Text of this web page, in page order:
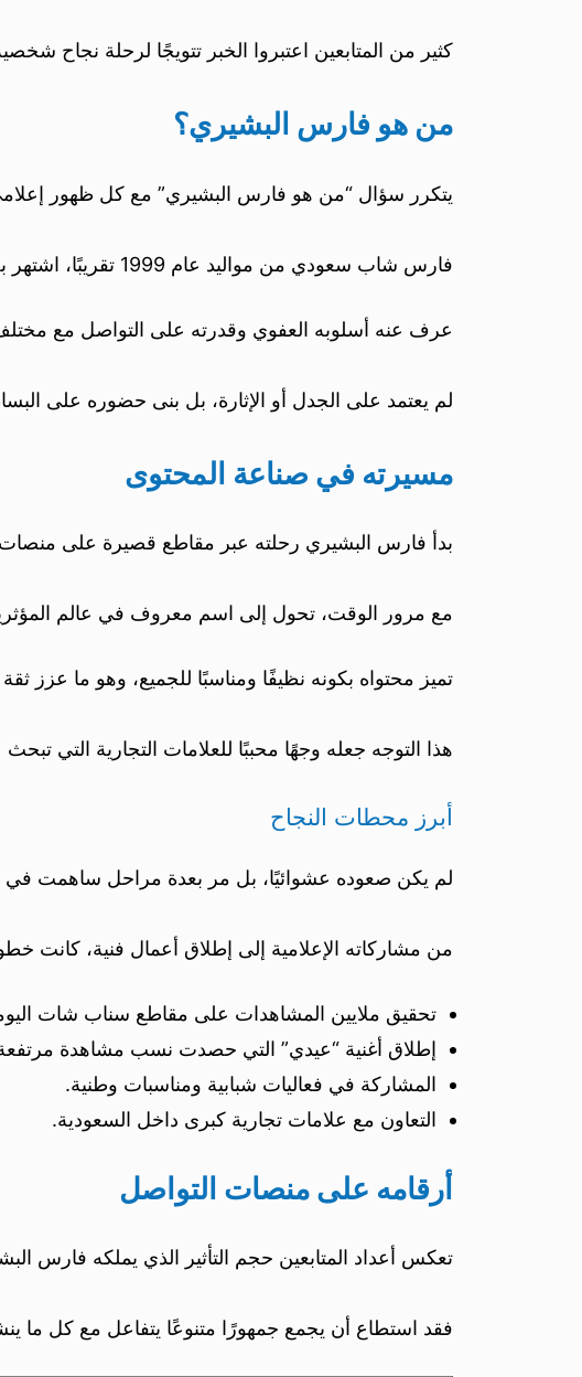
كثير من المتابعين اعتبروا الخبر تتويجًا لرحلة نجاح
من هو فارس البشيري؟
يتكرر سؤال “من هو فارس البشيري” مع كل ظهور
فارس شاب سعودي من مواليد عام 1999 تقريبًا، اشتهر بصناعة المحتوى الاجتماعي الذي يمزج بين الترفيه والرسائل الإيجابية.
عرف عنه أسلوبه العفوي وقدرته على التواصل مع
لم يعتمد على الجدل أو الإثارة، بل بنى حضوره على
مسيرته في صناعة المحتوى
بدأ فارس البشيري رحلته عبر مقاطع قصيرة على
مع مرور الوقت، تحول إلى اسم معروف في عالم
تميز محتواه بكونه نظيفًا ومناسبًا للجميع، وهو ما عزز ثقة
هذا التوجه جعله وجهًا محببًا للعلامات التجارية التي
أبرز محطات النجاح
لم يكن صعوده عشوائيًا، بل مر بعدة مراحل ساهمت في
من مشاركاته الإعلامية إلى إطلاق أعمال فنية، كانت
تحقيق ملايين المشاهدات على مقاطع سناب شات
إطلاق أغنية “عيدي” التي حصدت نسب مشاهدة
المشاركة في فعاليات شبابية ومناسبات وطنية.
التعاون مع علامات تجارية كبرى داخل السعودية.
أرقامه على منصات التواصل
تعكس أعداد المتابعين حجم التأثير الذي يملكه فارس
فقد استطاع أن يجمع جمهورًا متنوعًا يتفاعل مع كل ما